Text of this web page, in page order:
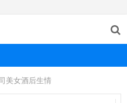
美女酒后生情